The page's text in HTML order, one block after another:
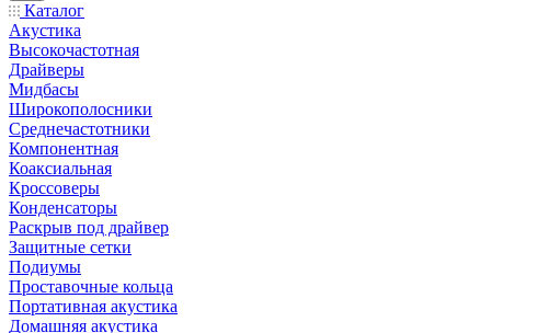
Каталог
Акустика
Высокочастотная
Драйверы
Мидбасы
Широкополосники
Среднечастотники
Компонентная
Коаксиальная
Кроссоверы
Конденсаторы
Раскрыв под драйвер
Защитные сетки
Подиумы
Проставочные кольца
Портативная акустика
Домашняя акустика